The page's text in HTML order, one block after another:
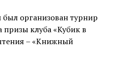
организован турнир
клуба «Кубик в
– «Книжный